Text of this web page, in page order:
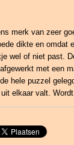
merk van zeer
dikte en omdat
wel of niet past.
met een
hele puzzel
elkaar valt.